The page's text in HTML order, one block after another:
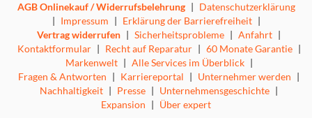
AGB Onlinekauf / Widerrufsbelehrung | Datenschutzerklärung
| Impressum | Erklärung der Barrierefreiheit |
Vertrag widerrufen | Sicherheitsprobleme | Anfahrt |
Kontaktformular | Recht auf Reparatur | 60 Monate Garantie |
Markenwelt | Alle Services im Überblick |
Fragen & Antworten | Karriereportal | Unternehmer werden |
Nachhaltigkeit | Presse | Unternehmensgeschichte |
Expansion | Über expert